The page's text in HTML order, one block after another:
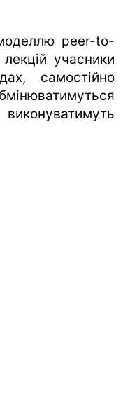
peer-to-
учасники
самостійно